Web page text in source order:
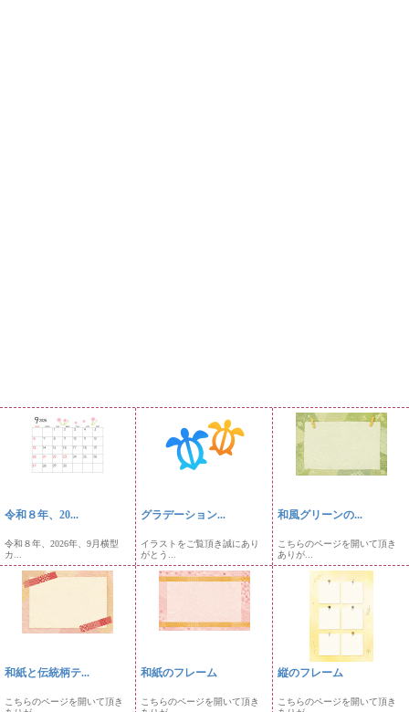
令和８年、20...
令和８年、2026年、9月横型
カ...
グラデーション...
イラストをご覧頂き誠にあり
がとう...
和風グリーンの...
こちらのページを開いて頂き
ありが...
和紙と伝統柄テ...
こちらのページを開いて頂き
和紙のフレーム
こちらのページを開いて頂き
縦のフレーム
こちらのページを開いて頂き